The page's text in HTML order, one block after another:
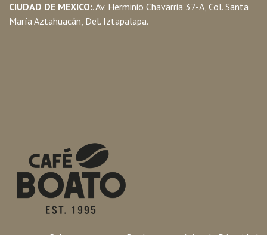
CIUDAD DE MEXICO:. Av. Herminio Chavarria 37-A, Col. Santa
María Aztahuacán, Del. Iztapalapa.